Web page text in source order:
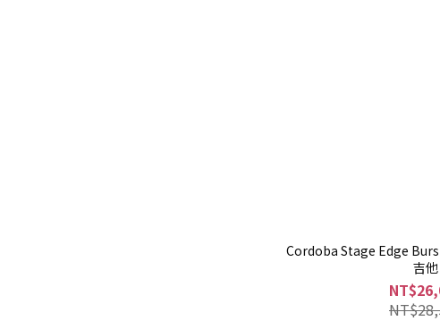
Cordoba Stage Edge
吉他